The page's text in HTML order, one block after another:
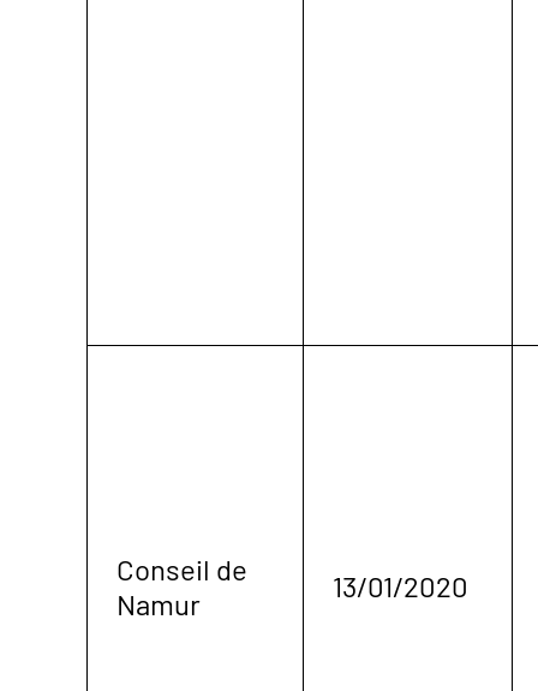
Conseil de
Namur
13/01/2020